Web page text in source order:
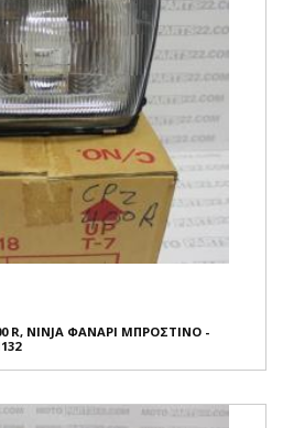
R, NINJA ΦΑΝΑΡΙ ΜΠΡΟΣΤΙΝΟ -